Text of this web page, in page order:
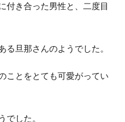
付き合った男性と、二度目
旦那さんのようでした。
ことをとても可愛がってい
でした。